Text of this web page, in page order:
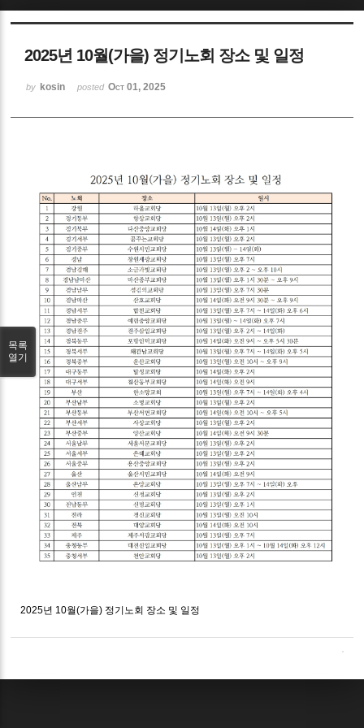
2025년 10월(가을) 정기노회 장소 및 일정
by kosin posted Oct 01, 2025
2025년 10월(가을) 정기노회 장소 및 일정
목록
열기
Sketchbook5, 스케치북5
Sketchbook5, 스케치북5